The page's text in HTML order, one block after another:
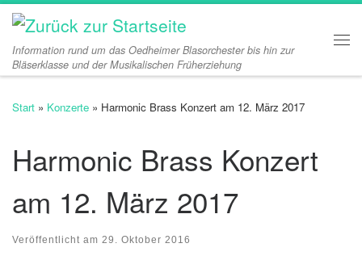
Zum Inhalt springen
Information rund um das Oedheimer Blasorchester bis hin zur
Bläserklasse und der Musikalischen Früherziehung
Start » Konzerte » Harmonic Brass Konzert am 12. März 2017
Harmonic Brass Konzert
am 12. März 2017
Veröffentlicht am 29. Oktober 2016